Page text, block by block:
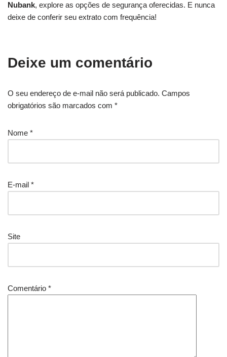
Nubank, explore as opções de segurança oferecidas. E nunca
deixe de conferir seu extrato com frequência!
Deixe um comentário
O seu endereço de e-mail não será publicado. Campos
obrigatórios são marcados com *
Nome *
E-mail *
Site
Comentário *